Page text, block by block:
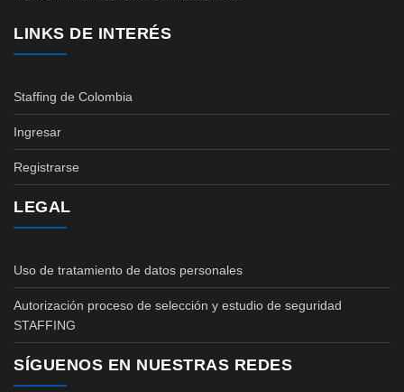
LINKS DE INTERÉS
Staffing de Colombia
Ingresar
Registrarse
LEGAL
Uso de tratamiento de datos personales
Autorización proceso de selección y estudio de seguridad
STAFFING
SÍGUENOS EN NUESTRAS REDES